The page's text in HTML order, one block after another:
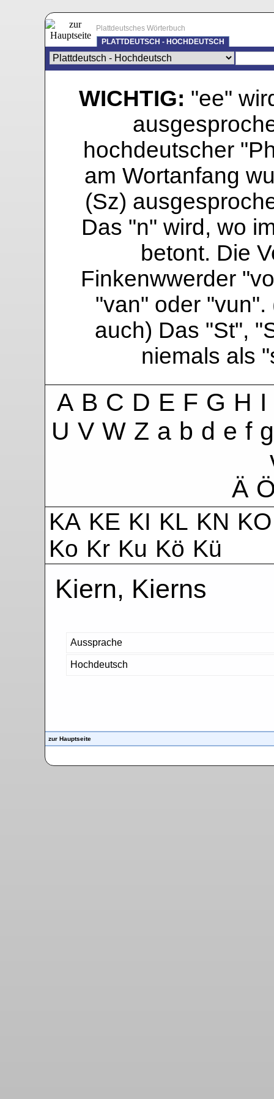
Plattdeutsches Wörterbuch
PLATTDEUTSCH - HOCHDEUTSCH
WICHTIG: "ee"
hochdeutscher
am Wortanfang
(Sz)
Das "n" wird, wo
betont. Die
Finkenwwerder
"van" oder "vun".
auch) Das "St",
niemals als
A B C D E F G H I
U V W Z a b d e f g
Ä
KA KE KI KL KN KO
Ko Kr Ku Kö Kü
Kiern, Kierns
Aussprache
Hochdeutsch
zur Hauptseite